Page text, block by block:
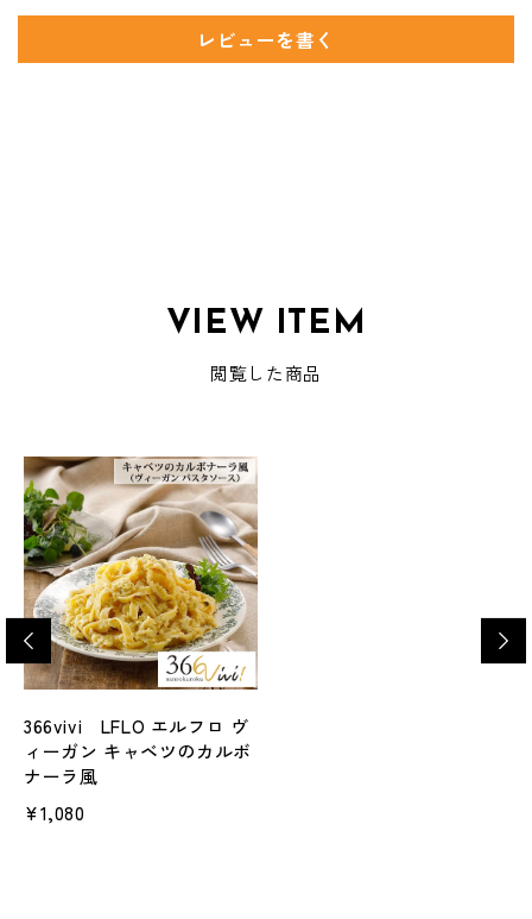
レビューを書く
VIEW ITEM
閲覧した商品
366vivi LFLO エルフロ ヴ
ィーガン キャベツのカルボ
ナーラ風
¥1,080